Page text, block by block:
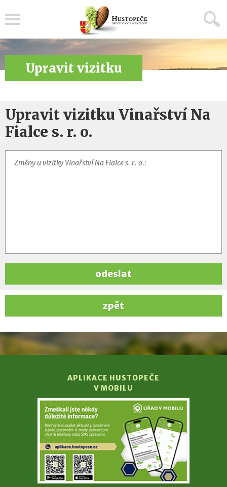
Upravit vizitku
Upravit vizitku Vinařství Na
Fialce s. r. o.
odeslat
zpět
APLIKACE HUSTOPEČE
V MOBILU